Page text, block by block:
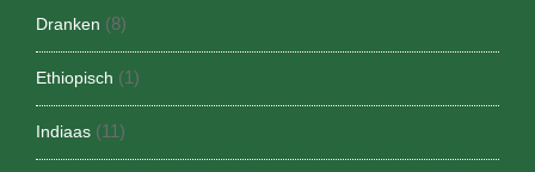
Dranken (8)
Ethiopisch (1)
Indiaas (11)